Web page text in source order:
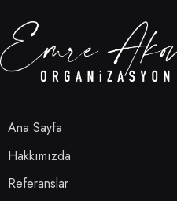
Ana Sayfa
Hakkımızda
Referanslar